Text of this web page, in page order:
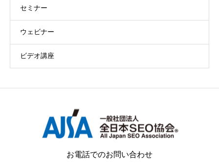
セミナー
ウェビナー
ビデオ講座
お電話でのお問い合わせ